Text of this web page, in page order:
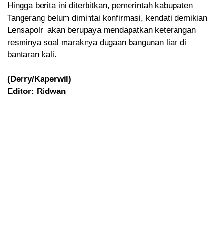
Hingga berita ini diterbitkan, pemerintah kabupaten
Tangerang belum dimintai konfirmasi, kendati demikian
Lensapolri akan berupaya mendapatkan keterangan
resminya soal maraknya dugaan bangunan liar di
bantaran kali.
(Derry/Kaperwil)
Editor: Ridwan